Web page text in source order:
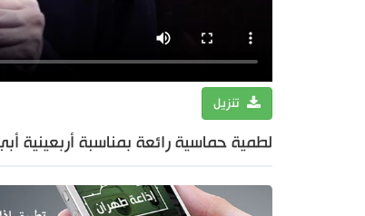
تنزيل
لطمية حماسية رائعة بمناسبة أربعينية